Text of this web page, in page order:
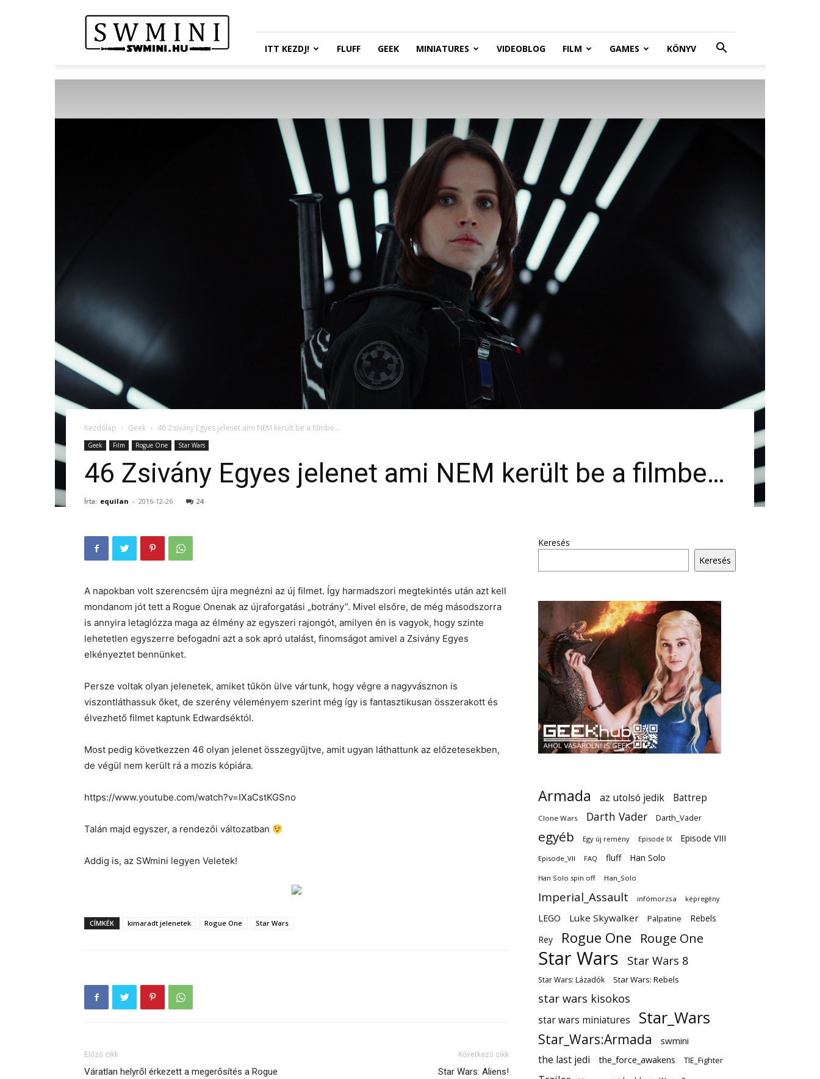
Wars
Miniatures
Portál
ITT KEZDJ! FLUFF GEEK MINIATURES VIDEOBLOG FILM GAMES KÖNYV
Kezdőlap Geek 46 Zsivány Egyes jelenet ami NEM került be a filmbe…
Geek Film Rogue One Star Wars
46 Zsivány Egyes jelenet ami NEM került be a filmbe…
Írta: equilan - 2016-12-26 24
A napokban volt szerencsém újra megnézni az új filmet. Így harmadszori megtekintés után azt kell
mondanom jót tett a Rogue Onenak az újraforgatási „botrány”. Mivel elsőre, de még másodszorra
is annyira letaglózza maga az élmény az egyszeri rajongót, amilyen én is vagyok, hogy szinte
lehetetlen egyszerre befogadni azt a sok apró utalást, finomságot amivel a Zsivány Egyes
elkényeztet bennünket.
Persze voltak olyan jelenetek, amiket tűkön ülve vártunk, hogy végre a nagyvásznon is
viszontláthassuk őket, de szerény véleményem szerint még így is fantasztikusan összerakott és
élvezhető filmet kaptunk Edwardséktól.
Most pedig következzen 46 olyan jelenet összegyűjtve, amit ugyan láthattunk az előzetesekben,
de végül nem került rá a mozis kópiára.
https://www.youtube.com/watch?v=IXaCstKGSno
Talán majd egyszer, a rendezői változatban
Addig is, az SWmini legyen Veletek!
CÍMKÉK kimaradt jelenetek Rogue One Star Wars
Előző cikk
Váratlan helyről érkezett a megerősítés a Rogue
Következő cikk
Star Wars: Aliens!
Keresés
Keresés
Armada az utolsó jedik Battrep
Clone Wars Darth Vader Darth_Vader
egyéb Egy új remény Episode IX Episode VIII
Episode_VII FAQ fluff Han Solo
Han Solo spin off Han_Solo
Imperial_Assault infómorzsa képregény
LEGO Luke Skywalker Palpatine
Rebels
Rey
Rogue One Rouge One
Star Wars Star Wars 8
Star Wars: Lázadók Star Wars: Rebels
star wars kisokos
star wars miniatures Star_Wars
Star_Wars:Armada swmini
the last jedi the_force_awakens TIE_Fighter